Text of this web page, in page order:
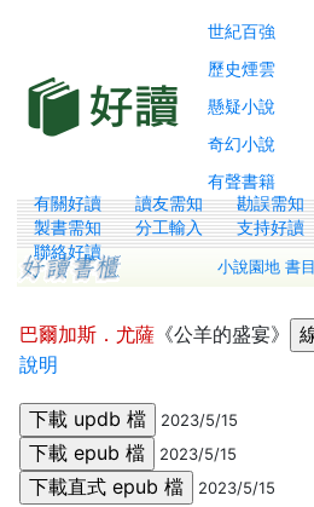
世紀百強
歷史煙雲
懸疑小說
奇幻小說
有聲書籍
有關好讀 讀友需知
勘誤需知
製書需知
分工輸入
支持好讀
聯絡好讀
小說園地 書目
巴爾加斯．尤薩 《公羊的盛宴》
說明
2023/5/15
2023/5/15
2023/5/15